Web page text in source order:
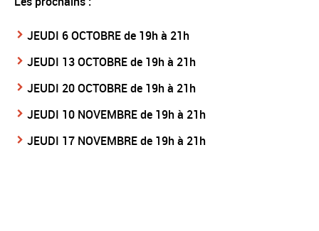
JEUDI 6 OCTOBRE de 19h à 21h
JEUDI 13 OCTOBRE de 19h à 21h
JEUDI 20 OCTOBRE de 19h à 21h
JEUDI 10 NOVEMBRE de 19h à 21h
JEUDI 17 NOVEMBRE de 19h à 21h